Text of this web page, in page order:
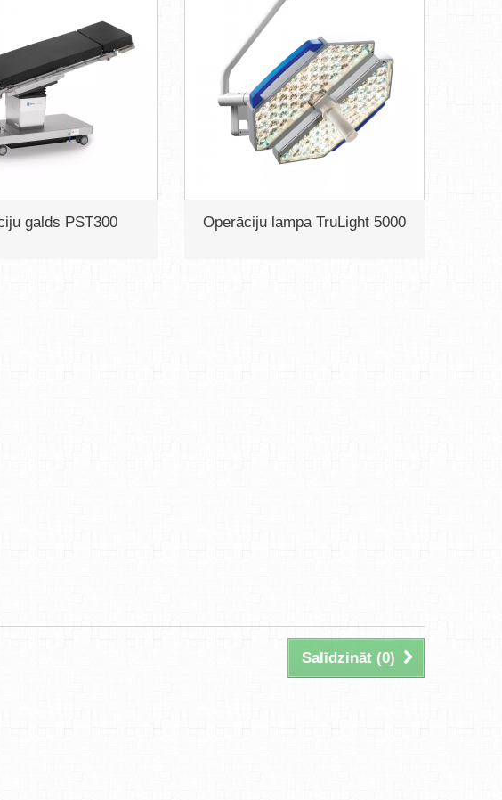
galds PST300 Operāciju lampa TruLight 5000
Salīdzināt (0)